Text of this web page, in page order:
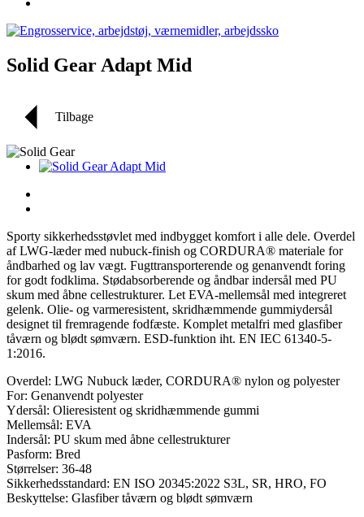
Solid Gear Adapt Mid
Tilbage
Sporty sikkerhedsstøvlet med indbygget komfort i alle dele. Overdel
af LWG-læder med nubuck-finish og CORDURA® materiale for
åndbarhed og lav vægt. Fugttransporterende og genanvendt foring
for godt fodklima. Stødabsorberende og åndbar indersål med PU
skum med åbne cellestrukturer. Let EVA-mellemsål med integreret
gelenk. Olie- og varmeresistent, skridhæmmende gummiydersål
designet til fremragende fodfæste. Komplet metalfri med glasfiber
tåværn og blødt sømværn. ESD-funktion iht. EN IEC 61340-5-
1:2016.
Overdel: LWG Nubuck læder, CORDURA® nylon og polyester
For: Genanvendt polyester
Ydersål: Olieresistent og skridhæmmende gummi
Mellemsål: EVA
Indersål: PU skum med åbne cellestrukturer
Pasform: Bred
Størrelser: 36-48
Sikkerhedsstandard: EN ISO 20345:2022 S3L, SR, HRO, FO
Beskyttelse: Glasfiber tåværn og blødt sømværn